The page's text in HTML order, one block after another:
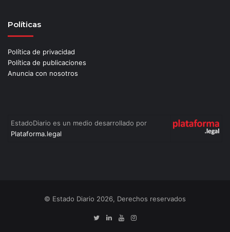
Políticas
Política de privacidad
Política de publicaciones
Anuncia con nosotros
EstadoDiario es un medio desarrollado por
Plataforma.legal
© Estado Diario 2026, Derechos reservados